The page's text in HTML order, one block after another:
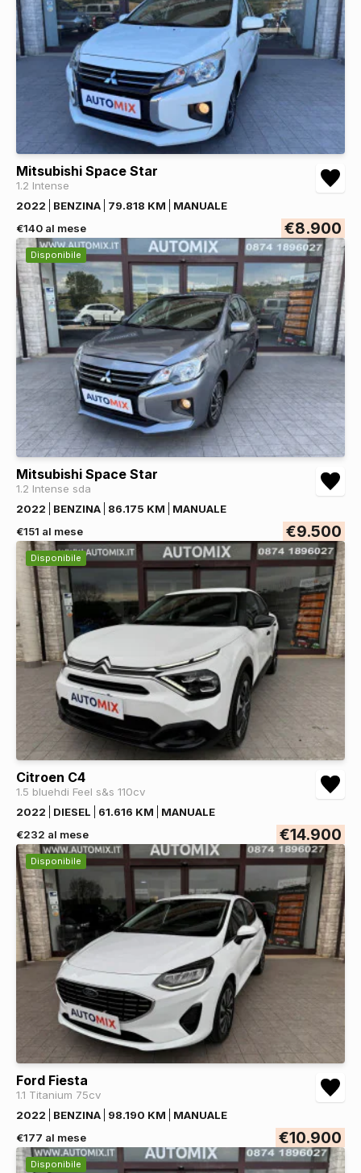
Mitsubishi Space Star
1.2 Intense
2022
BENZINA 79.818 KM
MANUALE
€140 al mese
€8.900
Disponibile
Mitsubishi Space Star
1.2 Intense sda
2022
BENZINA 86.175 KM
MANUALE
€151 al mese
€9.500
Disponibile
Citroen C4
1.5 bluehdi Feel s&s 110cv
2022
DIESEL 61.616 KM
MANUALE
€232 al mese
€14.900
Disponibile
Ford Fiesta
1.1 Titanium 75cv
2022
BENZINA 98.190 KM
MANUALE
€177 al mese
€10.900
Disponibile